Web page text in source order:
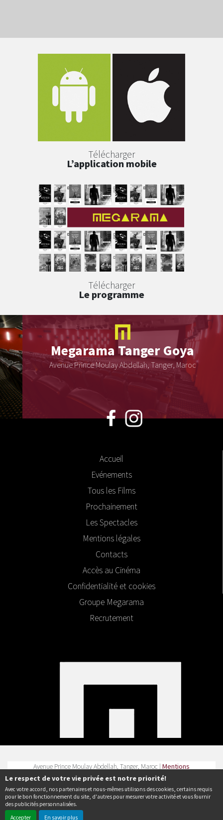
Le respect de votre vie privée est notre priorité!
Avec votre accord, nos partenaires et nous-mêmes utilisons des cookies, certains requis
pour le bon fonctionnement du site, d'autres pour mesurer votre activité et vous fournir
des publicités personnalisées.
Accepter
En savoir plus
Télécharger
L’application mobile
Télécharger
Le programme
Megarama Tanger Goya
Avenue Prince Moulay Abdellah, Tanger, Maroc
Accueil
Evénements
Tous les Films
Prochainement
Les Spectacles
Mentions légales
Contacts
Accès au Cinéma
Confidentialité et cookies
Groupe Megarama
Recrutement
Avenue Prince Moulay Abdellah, Tanger, Maroc | Mentions
légales| Contact| Tel :
Politique de confidentialité
© Erakys